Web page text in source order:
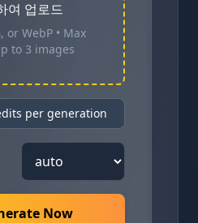
여 업로드
or WebP • Max
to 3 images
per generation
Now